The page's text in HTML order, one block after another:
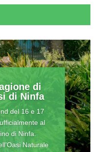
di
di Ninfa
del 16 e 17
al
di Ninfa.
Naturale